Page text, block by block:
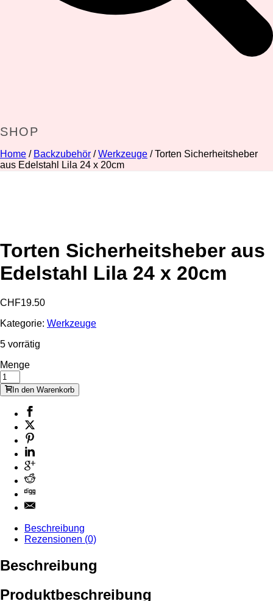
SHOP
Home / Backzubehör / Werkzeuge / Torten Sicherheitsheber
aus Edelstahl Lila 24 x 20cm
Torten Sicherheitsheber aus
Edelstahl Lila 24 x 20cm
CHF19.50
Kategorie: Werkzeuge
5 vorrätig
Menge
In den Warenkorb
Beschreibung
Rezensionen (0)
Beschreibung
Produktbeschreibung